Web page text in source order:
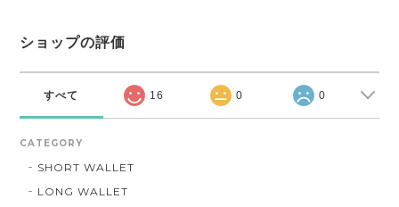
ショップの評価
すべて 16 0 0
CATEGORY
SHORT WALLET
LONG WALLET